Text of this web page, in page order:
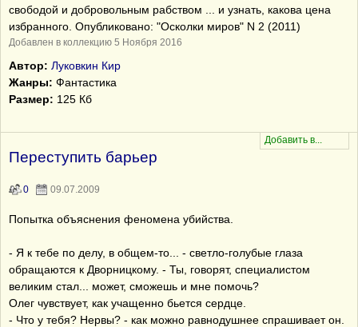
свободой и добровольным рабством ... и узнать, какова цена
избранного. Опубликовано: "Осколки миров" N 2 (2011)
Добавлен в коллекцию 5 Ноября 2016
Автор: Луковкин Кир
Жанры: Фантастика
Размер: 125 Кб
Переступить барьер
0 09.07.2009
Попытка объяснения феномена убийства.
- Я к тебе по делу, в общем-то... - светло-голубые глаза
обращаются к Дворницкому. - Ты, говорят, специалистом
великим стал... может, сможешь и мне помочь?
Олег чувствует, как учащенно бьется сердце.
- Что у тебя? Нервы? - как можно равнодушнее спрашивает он.